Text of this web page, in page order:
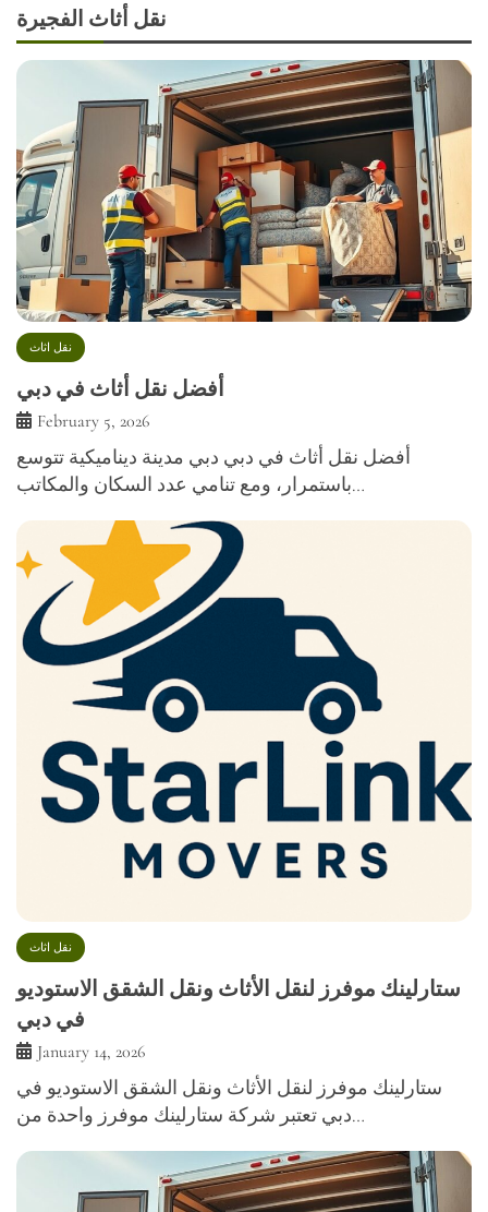
نقل أثاث الفجيرة
نقل اثاث
أفضل نقل أثاث في دبي
February 5, 2026
أفضل نقل أثاث في دبي دبي مدينة ديناميكية تتوسع
باستمرار، ومع تنامي عدد السكان والمكاتب…
نقل اثاث
ستارلينك موفرز لنقل الأثاث ونقل الشقق الاستوديو
في دبي
January 14, 2026
ستارلينك موفرز لنقل الأثاث ونقل الشقق الاستوديو في
دبي تعتبر شركة ستارلينك موفرز واحدة من…